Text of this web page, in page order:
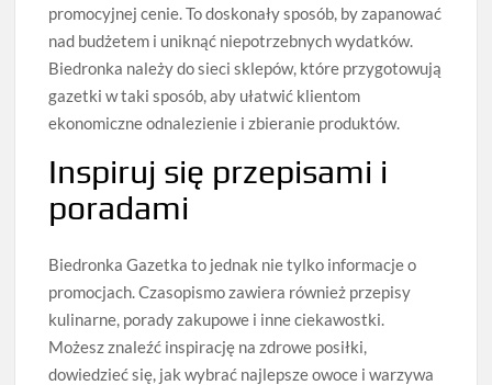
promocyjnej cenie. To doskonały sposób, by zapanować
nad budżetem i uniknąć niepotrzebnych wydatków.
Biedronka należy do sieci sklepów, które przygotowują
gazetki w taki sposób, aby ułatwić klientom
ekonomiczne odnalezienie i zbieranie produktów.
Inspiruj się przepisami i
poradami
Biedronka Gazetka to jednak nie tylko informacje o
promocjach. Czasopismo zawiera również przepisy
kulinarne, porady zakupowe i inne ciekawostki.
Możesz znaleźć inspirację na zdrowe posiłki,
dowiedzieć się, jak wybrać najlepsze owoce i warzywa